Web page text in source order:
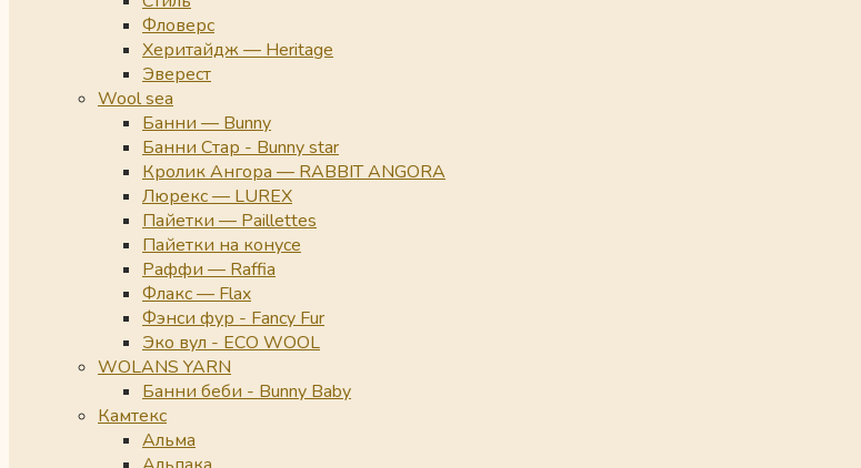
Фловерс
Херитайдж — Heritage
Эверест
Wool sea
Банни — Bunny
Банни Стар - Bunny star
Кролик Ангора — RABBIT ANGORA
Люрекс — LUREX
Пайетки — Paillettes
Пайетки на конусе
Раффи — Raffia
Флакс — Flax
Фэнси фур - Fancy Fur
Эко вул - ECO WOOL
WOLANS YARN
Банни беби - Bunny Baby
Камтекс
Альма